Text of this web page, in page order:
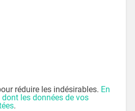
réduire les indésirables. En
les données de vos
.